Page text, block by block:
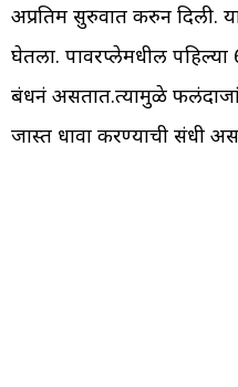
अप्रतिम सुरुवात करुन दिली.
घेतला. पावरप्लेमधील
बंधनं असतात.त्यामुळे
जास्त धावा करण्याची संधी